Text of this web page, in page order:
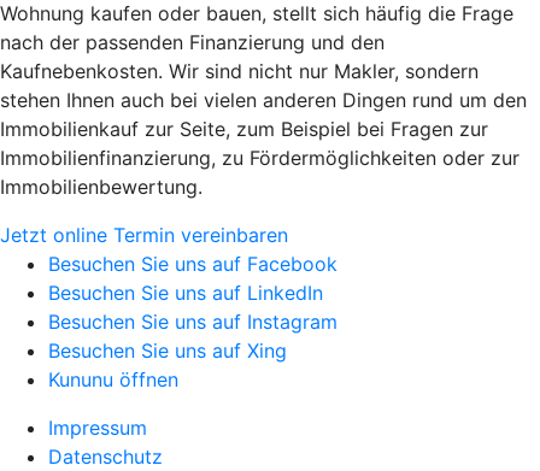
Wohnung kaufen oder bauen, stellt sich häufig die Frage
nach der passenden Finanzierung und den
Kaufnebenkosten. Wir sind nicht nur Makler, sondern
stehen Ihnen auch bei vielen anderen Dingen rund um den
Immobilienkauf zur Seite, zum Beispiel bei Fragen zur
Immobilienfinanzierung, zu Fördermöglichkeiten oder zur
Immobilienbewertung.
Jetzt online Termin vereinbaren
Besuchen Sie uns auf Facebook
Besuchen Sie uns auf LinkedIn
Besuchen Sie uns auf Instagram
Besuchen Sie uns auf Xing
Kununu öffnen
Impressum
Datenschutz